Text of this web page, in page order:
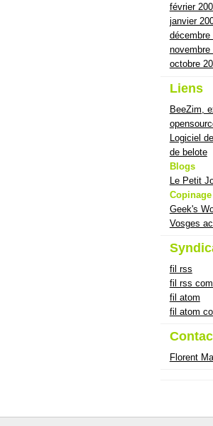
février
janvier
décembre
novembre
octobre
Liens
BeeZim,
Logiciel
de belote
Blogs
Le Petit
Copinage
Geek's
Vosges
fil rss
fil rss
fil atom
fil atom
Florent